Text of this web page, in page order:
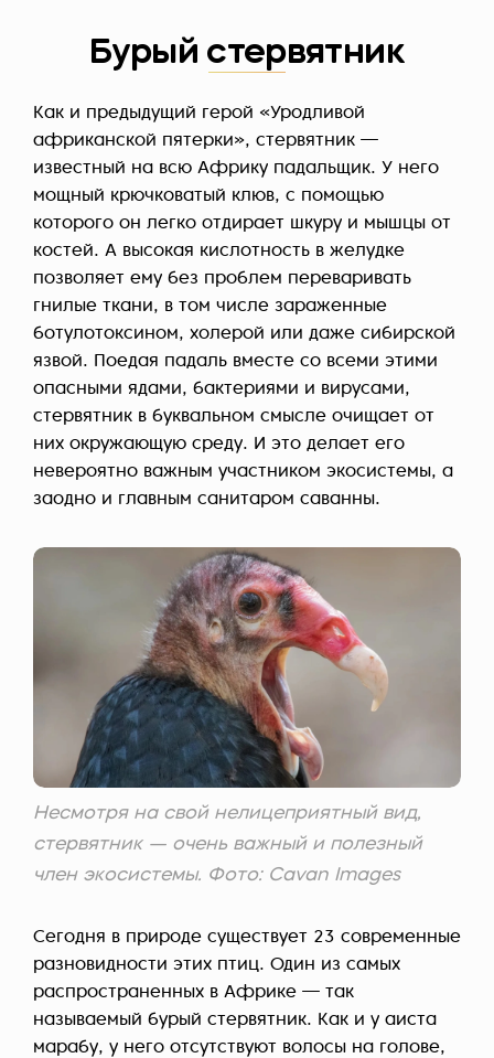
Бурый стервятник
Как и предыдущий герой «Уродливой
африканской пятерки», стервятник —
известный на всю Африку падальщик. У него
мощный крючковатый клюв, с помощью
которого он легко отдирает шкуру и мышцы от
костей. А высокая кислотность в желудке
позволяет ему без проблем переваривать
гнилые ткани, в том числе зараженные
ботулотоксином, холерой или даже сибирской
язвой. Поедая падаль вместе со всеми этими
опасными ядами, бактериями и вирусами,
стервятник в буквальном смысле очищает от
них окружающую среду. И это делает его
невероятно важным участником экосистемы, а
заодно и главным санитаром саванны.
Несмотря на свой нелицеприятный вид,
стервятник — очень важный и полезный
член экосистемы. Фото: Cavan Images
Сегодня в природе существует 23 современные
разновидности этих птиц. Один из самых
распространенных в Африке — так
называемый бурый стервятник. Как и у аиста
марабу, у него отсутствуют волосы на голове,